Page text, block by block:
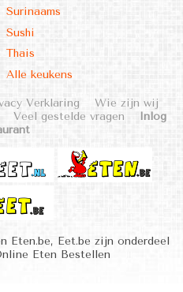
Surinaams
Sushi
Thais
Alle keukens
Verklaring
Wie zijn wij
Veel gestelde vragen
Inlog
Eten.be, Eet.be zijn onderdeel
Eten Bestellen